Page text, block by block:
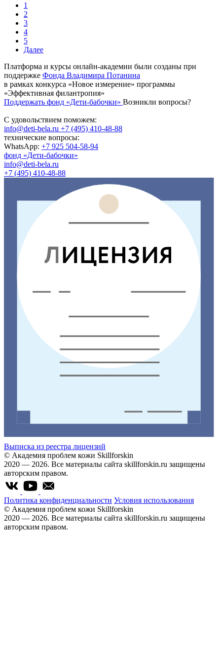
1
2
3
4
5
Далее
Платформа и курсы онлайн-академии были созданы при
поддержке Фонда Владимира Потанина
в рамках конкурса «Новое измерение» программы
«Эффективная филантропия»
Поддержать фонд «Дети-бабочки» Возникли вопросы?
С удовольствием поможем:
info@deti-bela.ru +7 (495) 410-48-88
технические вопросы:
WhatsApp: +7 925 504-58-94
фонд «Дети-бабочки»
info@deti-bela.ru
+7 (495) 410-48-88
Выписка из реестра лицензий
© Академия проблем кожи Skillforskin
2020 — 2026. Все материалы сайта skillforskin.ru защищены
авторским правом.
Политика конфиденциальности Условия использования
© Академия проблем кожи Skillforskin
2020 — 2026. Все материалы сайта skillforskin.ru защищены
авторским правом.